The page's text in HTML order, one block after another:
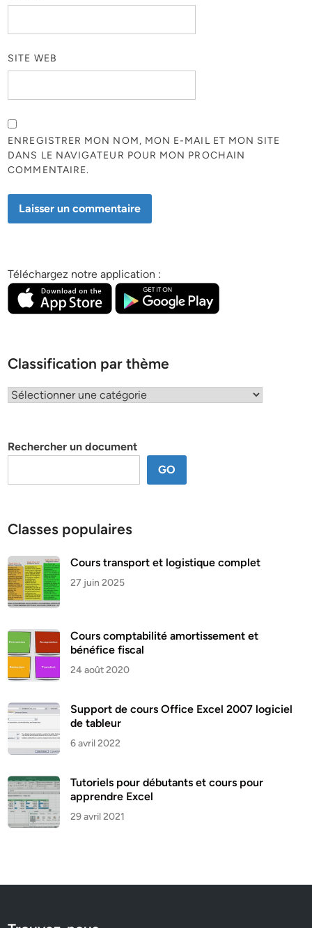
SITE WEB
ENREGISTRER MON NOM, MON E-MAIL ET MON SITE
DANS LE NAVIGATEUR POUR MON PROCHAIN
COMMENTAIRE.
Téléchargez notre application :
Classification par thème
Classification
Rechercher un document
GO
Classes populaires
Cours transport et logistique complet
27 juin 2025
Cours comptabilité amortissement et
bénéfice fiscal
24 août 2020
Support de cours Office Excel 2007 logiciel
de tableur
6 avril 2022
Tutoriels pour débutants et cours pour
apprendre Excel
29 avril 2021